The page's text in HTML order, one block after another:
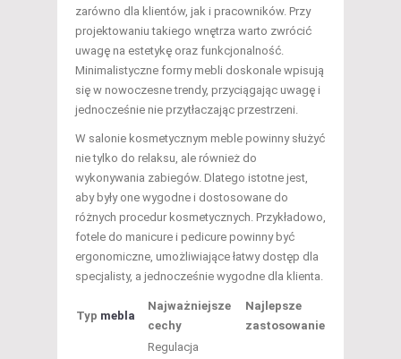
zarówno dla klientów, jak i pracowników. Przy
projektowaniu takiego wnętrza warto zwrócić
uwagę na estetykę oraz funkcjonalność.
Minimalistyczne formy mebli doskonale wpisują
się w nowoczesne trendy, przyciągając uwagę i
jednocześnie nie przytłaczając przestrzeni.
W salonie kosmetycznym meble powinny służyć
nie tylko do relaksu, ale również do
wykonywania zabiegów. Dlatego istotne jest,
aby były one wygodne i dostosowane do
różnych procedur kosmetycznych. Przykładowo,
fotele do manicure i pedicure powinny być
ergonomiczne, umożliwiające łatwy dostęp dla
specjalisty, a jednocześnie wygodne dla klienta.
Typ mebla
Najważniejsze
cechy
Najlepsze
zastosowanie
Regulacja